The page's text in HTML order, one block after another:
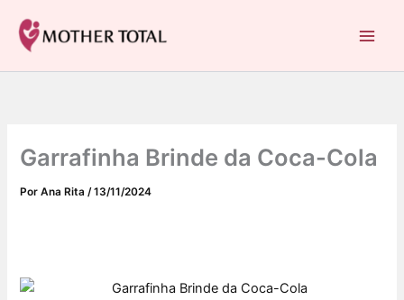
para
conteúdo
Garrafinha Brinde da Coca-Cola
PorAna Rita/13/11/2024
a
t
a
s